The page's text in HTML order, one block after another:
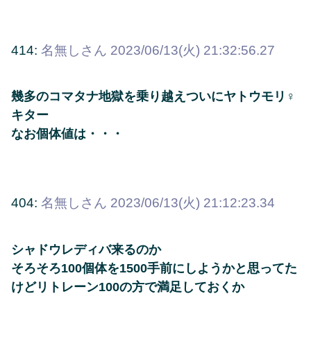
414: 名無しさん 2023/06/13(火) 21:32:56.27
幾多のコマタナ地獄を乗り越えついにヤトウモリ♀
キター
なお個体値は・・・
404: 名無しさん 2023/06/13(火) 21:12:23.34
シャドウレディバ来るのか
そろそろ100個体を1500手前にしようかと思ってた
けどリトレーン100の方で満足しておくか